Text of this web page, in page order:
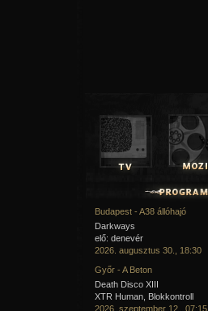
Budapest - A38 állóhajó
Darkways
elő: denevér
2026. augusztus 30., 18:30
Győr - A Beton
Death Disco XIII
XTR Human, Blokkontroll
2026. szeptember 12., 07:15